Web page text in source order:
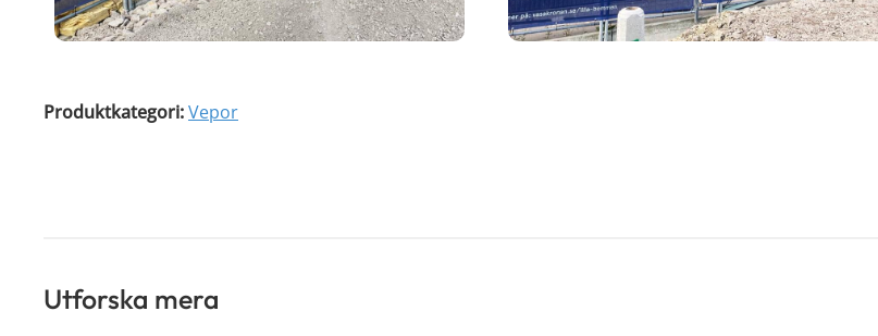
Produktkategori:Vepor
Utforska mera